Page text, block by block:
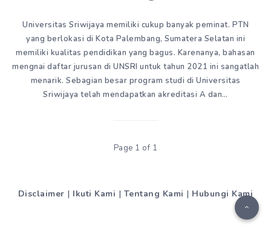
Universitas Sriwijaya memiliki cukup banyak peminat. PTN
yang berlokasi di Kota Palembang, Sumatera Selatan ini
memiliki kualitas pendidikan yang bagus. Karenanya, bahasan
mengnai daftar jurusan di UNSRI untuk tahun 2021 ini sangatlah
menarik. Sebagian besar program studi di Universitas
Sriwijaya telah mendapatkan akreditasi A dan…
Page 1 of 1
Disclaimer | Ikuti Kami | Tentang Kami | Hubungi Kami